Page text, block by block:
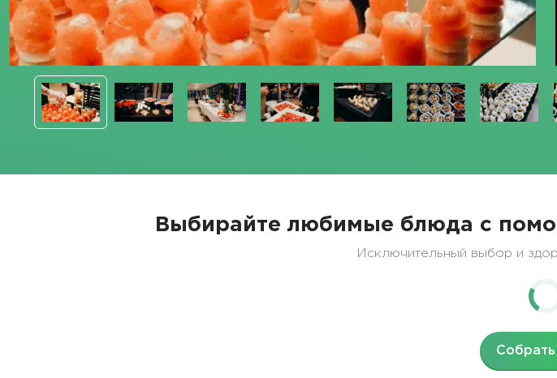
Выбирайте любимые блюда с
Исключительный выбор и